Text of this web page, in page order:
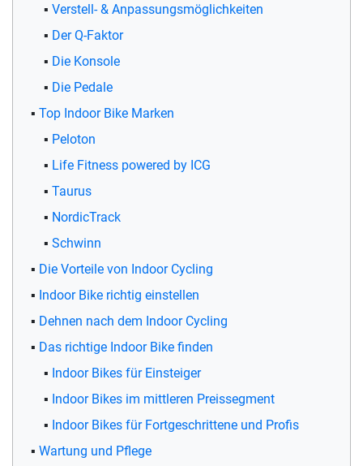
Verstell- & Anpassungsmöglichkeiten
Der Q-Faktor
Die Konsole
Die Pedale
Top Indoor Bike Marken
Peloton
Life Fitness powered by ICG
Taurus
NordicTrack
Schwinn
Die Vorteile von Indoor Cycling
Indoor Bike richtig einstellen
Dehnen nach dem Indoor Cycling
Das richtige Indoor Bike finden
Indoor Bikes für Einsteiger
Indoor Bikes im mittleren Preissegment
Indoor Bikes für Fortgeschrittene und Profis
Wartung und Pflege